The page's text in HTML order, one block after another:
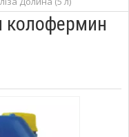
колофермин